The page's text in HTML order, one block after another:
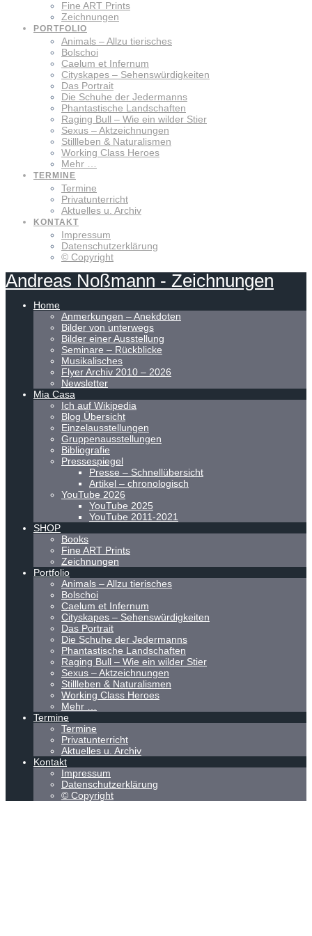
Fine ART Prints
Zeichnungen
PORTFOLIO
Animals – Allzu tierisches
Bolschoi
Caelum et Infernum
Cityskapes – Sehenswürdigkeiten
Das Portrait
Die Schuhe der Jedermanns
Phantastische Landschaften
Raging Bull – Wie ein wilder Stier
Sexus – Aktzeichnungen
Stillleben & Naturalismen
Working Class Heroes
Mehr …
TERMINE
Termine
Privatunterricht
Aktuelles u. Archiv
KONTAKT
Impressum
Datenschutzerklärung
© Copyright
Andreas Noßmann - Zeichnungen
Home
Anmerkungen – Anekdoten
Bilder von unterwegs
Bilder einer Ausstellung
Seminare – Rückblicke
Musikalisches
Flyer Archiv 2010 – 2026
Newsletter
Mia Casa
Ich auf Wikipedia
Blog Übersicht
Einzelausstellungen
Gruppenausstellungen
Bibliografie
Pressespiegel
Presse – Schnellübersicht
Artikel – chronologisch
YouTube 2026
YouTube 2025
YouTube 2011-2021
SHOP
Books
Fine ART Prints
Zeichnungen
Portfolio
Animals – Allzu tierisches
Bolschoi
Caelum et Infernum
Cityskapes – Sehenswürdigkeiten
Das Portrait
Die Schuhe der Jedermanns
Phantastische Landschaften
Raging Bull – Wie ein wilder Stier
Sexus – Aktzeichnungen
Stillleben & Naturalismen
Working Class Heroes
Mehr …
Termine
Termine
Privatunterricht
Aktuelles u. Archiv
Kontakt
Impressum
Datenschutzerklärung
© Copyright